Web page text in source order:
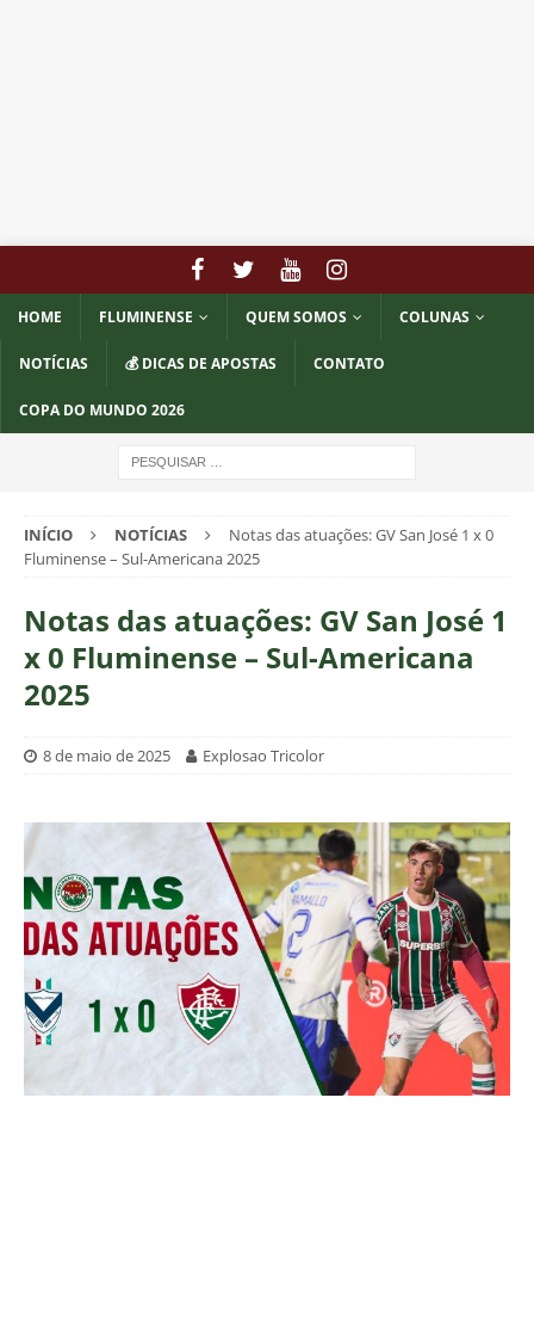
HOME FLUMINENSE QUEM SOMOS COLUNAS
NOTÍCIAS 💰 DICAS DE APOSTAS CONTATO
COPA DO MUNDO 2026
INÍCIO NOTÍCIAS
Notas das atuações: GV San José 1 x 0
Fluminense – Sul-Americana 2025
Notas das atuações: GV San José 1
x 0 Fluminense – Sul-Americana
2025
8 de maio de 2025 Explosao Tricolor